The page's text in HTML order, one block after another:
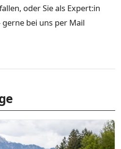
oder Sie als Expert:in
bei uns per Mail